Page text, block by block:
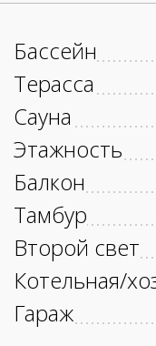
Бассейн
Терасса
Сауна
Этажность
Балкон
Тамбур
Второй свет
Котельная/
Гараж